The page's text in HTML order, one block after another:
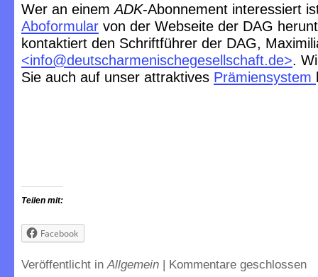
Wer an einemADK-Abonnement interessiert
Aboformular von der Webseite der DAG
kontaktiert den Schriftführer der DAG,
<info@deutscharmenischegesellschaft.de>.
Sie auch auf unser attraktives Prämiensystem
Teilen mit:
Facebook
Veröffentlicht inAllgemein | Kommentare geschlossen